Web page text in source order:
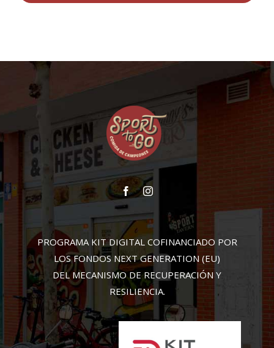
PROGRAMA KIT DIGITAL COFINANCIADO POR
LOS FONDOS NEXT GENERATION (EU)
DEL MECANISMO DE RECUPERACIÓN Y
RESILIENCIA.